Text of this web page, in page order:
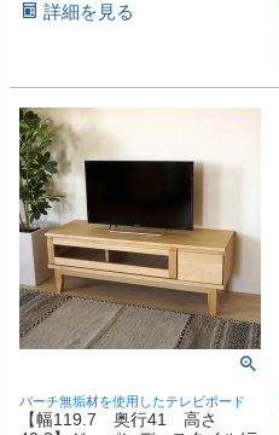
詳細を見る
バーチ無垢材を使用したテレビボード
【幅119.7 奥行41 高さ